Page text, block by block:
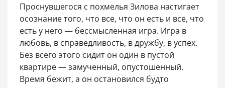
Проснувшегося с похмелья Зилова настигает
осознание того, что все, что он есть и все, что
есть у него — бессмысленная игра. Игра в
любовь, в справедливость, в дружбу, в успех.
Без всего этого сидит он один в пустой
квартире — замученный, опустошенный.
Время бежит, а он остановился будто